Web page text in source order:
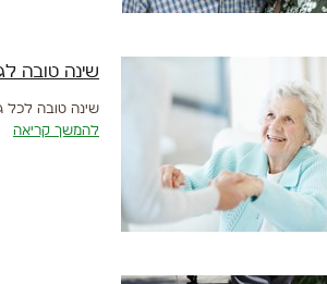
שינה טובה
שינה טובה לכל
להמשך קריאה